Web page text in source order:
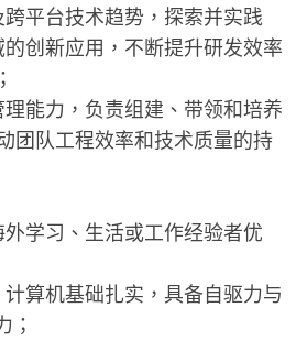
平台技术趋势，探索并实践
创新应用，不断提升研发效率
能力，负责组建、带领和培养
团队工程效率和技术质量的持
学习、生活或工作经验者优
算机基础扎实，具备自驱力与
；